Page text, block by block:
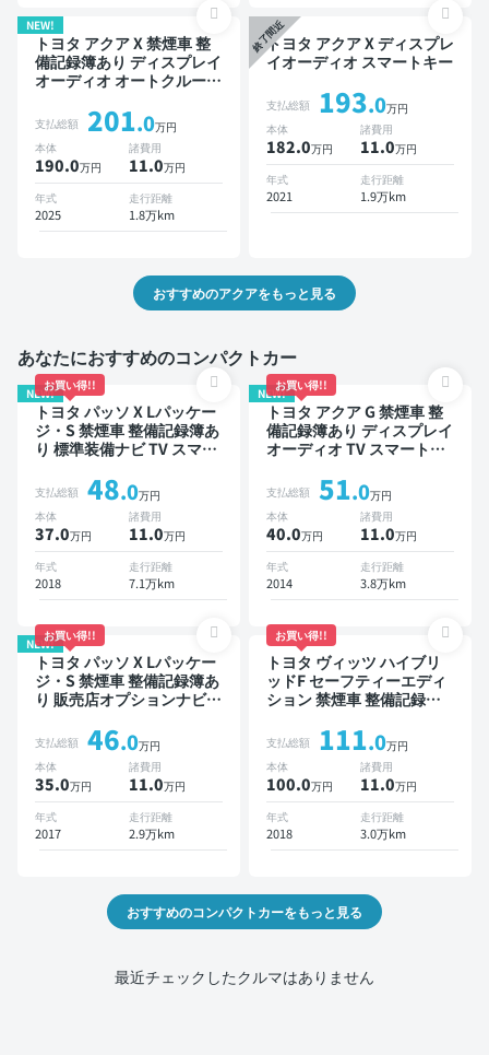
NEW!
トヨタ アクア X 禁煙車 整
備記録簿あり ディスプレイ
オーディオ オートクルーズ
カメラ ドライブレコーダー
衝突軽減
支払総額 201.0万円
本体
190.0万円
諸費用
11.0万円
年式
2025
走行距離
1.8万km
終了間近
トヨタ アクア X ディスプレ
イオーディオ スマートキー
支払総額 193.0万円
本体
182.0万円
諸費用
11.0万円
年式
2021
走行距離
1.9万km
おすすめのアクアをもっと見る
あなたにおすすめのコンパクトカー
NEW!
お買い得!!
トヨタ パッソ X Lパッケー
ジ・S 禁煙車 整備記録簿あ
り 標準装備ナビ TV スマー
ー ドライブレコーダー 衝
突軽減
支払総額 48.0万円
本体
37.0万円
諸費用
11.0万円
年式
2018
走行距離
7.1万km
NEW!
お買い得!!
トヨタ アクア G 禁煙車 整
備記録簿あり ディスプレイ
オーディオ TV スマートキ
支払総額 51.0万円
本体
40.0万円
諸費用
11.0万円
年式
2014
走行距離
3.8万km
NEW!
お買い得!!
トヨタ パッソ X Lパッケー
ジ・S 禁煙車 整備記録簿あ
り 販売店オプションナビ
クモニター ドライブレコー
ダー 衝突軽減
支払総額 46.0万円
本体
35.0万円
諸費用
11.0万円
年式
2017
走行距離
2.9万km
お買い得!!
トヨタ ヴィッツ ハイブリ
ッドF セーフティーエディ
ション 禁煙車 整備記録簿
ートキー ETC バックモニ
ター ドライブレコーダー
衝突軽減
支払総額 111.0万円
本体
100.0万円
諸費用
11.0万円
年式
2018
走行距離
3.0万km
おすすめのコンパクトカーをもっと見る
最近チェックしたクルマはありません